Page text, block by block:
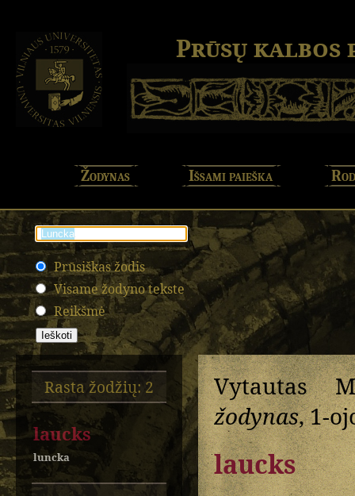
Prūsų kalbos
Žodynas Išsami paieška
Prūsiškas žodis
Visame žodyno tekste
Reikšmė
Rasta žodžių: 2
laucks
luncka
Vytautas
žodynas, 1-
laucks